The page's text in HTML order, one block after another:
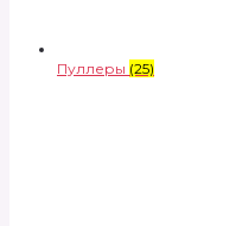
Пуллеры (25)